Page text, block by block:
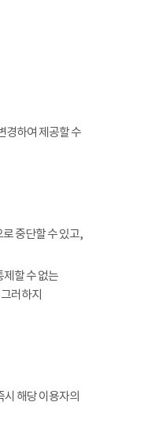
경하여 제공할 수
중단할 수 있고,
할 수 없는
러하지
해당 이용자의